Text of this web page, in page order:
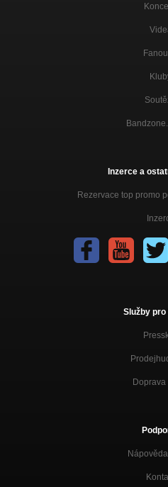
Inzerce a
Rezervace top promo
Služby pro
Doprava